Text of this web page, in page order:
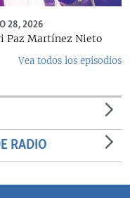
28, 2026
Paz Martínez Nieto
Vea todos los episodios
RADIO